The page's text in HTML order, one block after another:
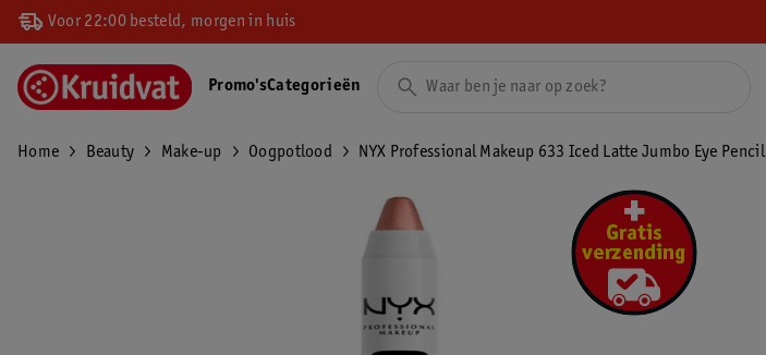
Voor 22:00 besteld, morgen in huis
Promo'sCategorieën
Home Beauty Make-up Oogpotlood NYX Professional Makeup 633 Iced Latte Jumbo Eye Pencil